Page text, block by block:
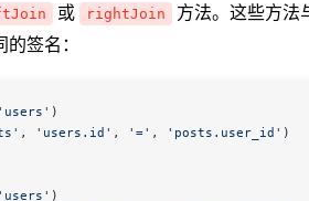
或 rightJoin 方法。这些方法
签名：
'users' )
, 'users.id' , '=' , 'posts.user_id' )
'users' )